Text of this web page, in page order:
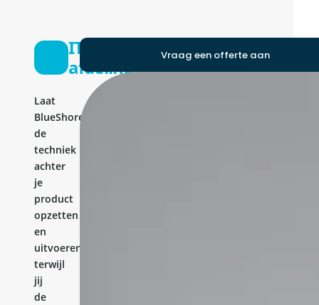
IT-
afdeling
Laat
BlueShores
de
techniek
achter
je
product
opzetten
en
uitvoeren,
terwijl
jij
de
Vraag een offerte aan